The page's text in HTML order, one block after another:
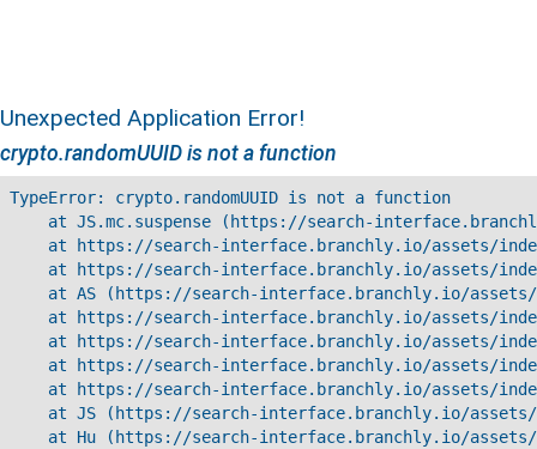
Unexpected Application Error!
crypto.randomUUID is not a function
TypeError: crypto.randomUUID is not a function
at JS.mc.suspense (https://search-
at https://search-interface.branchly.io/assets/
at https://search-interface.branchly.io/assets/
at AS (https://search-interface.branchly.io/
at https://search-interface.branchly.io/assets/
at https://search-interface.branchly.io/assets/
at https://search-interface.branchly.io/assets/
at https://search-interface.branchly.io/assets/
at JS (https://search-interface.branchly.io/
at Hu (https://search-interface.branchly.io/